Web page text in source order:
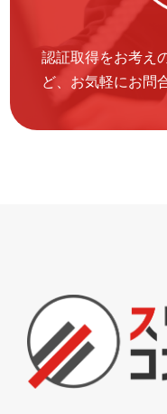
認証取得をお考え
ど、お気軽にお問